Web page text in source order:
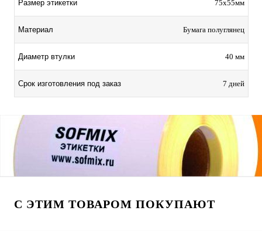
Размер этикетки 75х55мм
Материал Бумага полуглянец
Диаметр втулки 40 мм
Срок изготовления под заказ 7 дней
С ЭТИМ ТОВАРОМ ПОКУПАЮТ